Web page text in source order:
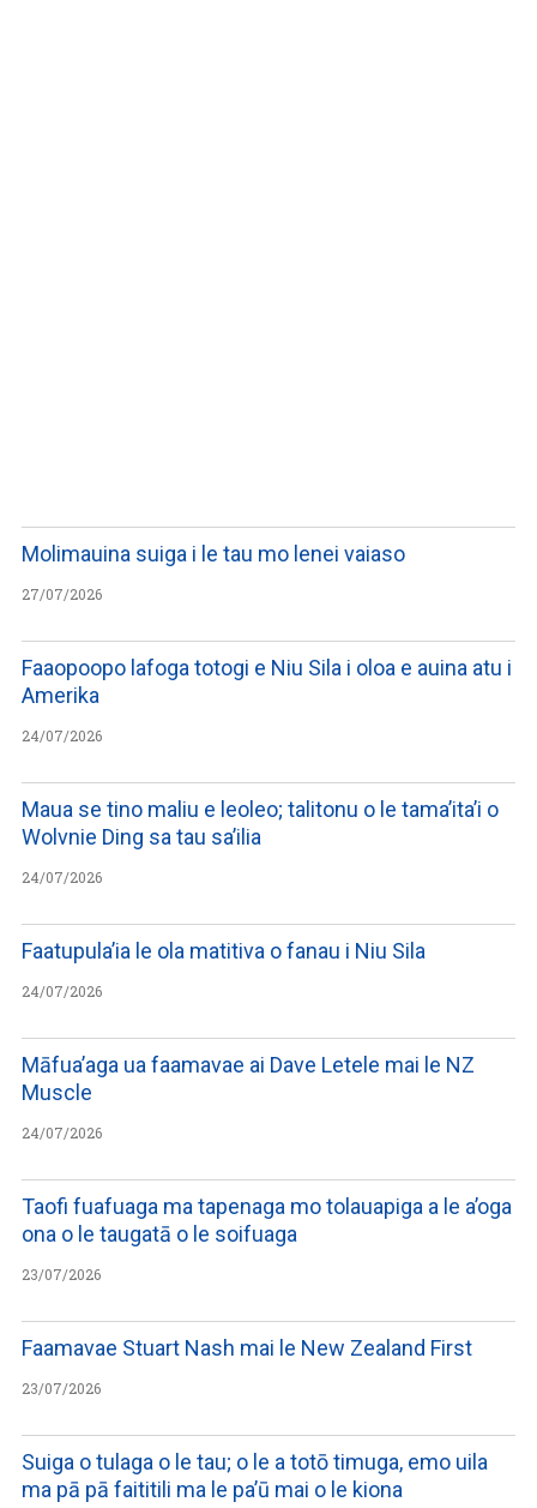
Molimauina suiga i le tau mo lenei vaiaso
27/07/2026
Faaopoopo lafoga totogi e Niu Sila i oloa e auina atu i
Amerika
24/07/2026
Maua se tino maliu e leoleo; talitonu o le tama’ita’i o
Wolvnie Ding sa tau sa’ilia
24/07/2026
Faatupula’ia le ola matitiva o fanau i Niu Sila
24/07/2026
Māfua’aga ua faamavae ai Dave Letele mai le NZ
Muscle
24/07/2026
Taofi fuafuaga ma tapenaga mo tolauapiga a le a’oga
ona o le taugatā o le soifuaga
23/07/2026
Faamavae Stuart Nash mai le New Zealand First
23/07/2026
Suiga o tulaga o le tau; o le a totō timuga, emo uila
ma pā pā faititili ma le pa’ū mai o le kiona